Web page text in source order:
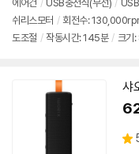
에어건 / USB충전식(무선) /
쉬리스모터 / 회전수:
도조절 / 작동시간: 145분 / 크기
샤
별